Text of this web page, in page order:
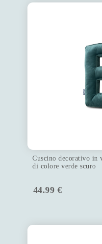
Cuscino decorativo in
di colore verde scuro
44.99 €